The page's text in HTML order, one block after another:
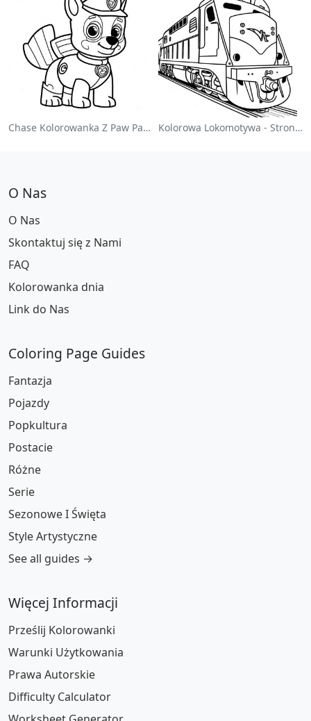
Chase Kolorowanka Z Paw Patrol Kolorowa Lokomotywa - Strona Do Kolorowania
O Nas
O Nas
Skontaktuj się z Nami
FAQ
Kolorowanka dnia
Link do Nas
Coloring Page Guides
Fantazja
Pojazdy
Popkultura
Postacie
Różne
Serie
Sezonowe I Święta
Style Artystyczne
See all guides →
Więcej Informacji
Prześlij Kolorowanki
Warunki Użytkowania
Prawa Autorskie
Difficulty Calculator